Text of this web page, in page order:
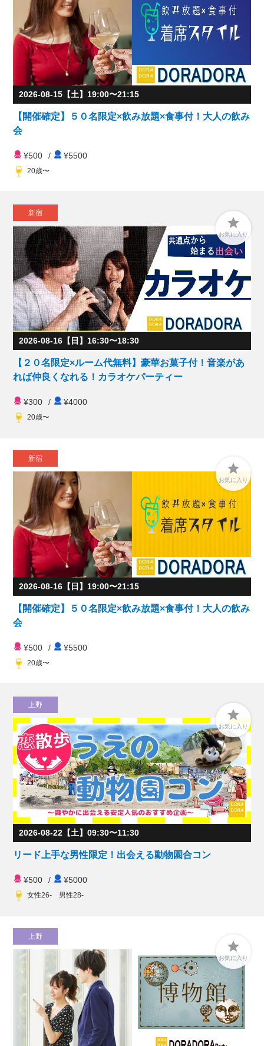
2026-08-15【土】19:00〜21:15
【開催確定】５０名限定×飲み放題×食事付！大人の飲み
会
¥500 / ¥5500
20歳〜
新宿

お気に入り
2026-08-16【日】16:30〜18:30
【２０名限定×ルーム代無料】豪華お菓子付！音楽があ
れば仲良くなれる！カラオケパーティー
¥300 / ¥4000
20歳〜
新宿

お気に入り
2026-08-16【日】19:00〜21:15
【開催確定】５０名限定×飲み放題×食事付！大人の飲み
会
¥500 / ¥5500
20歳〜
上野

お気に入り
2026-08-22【土】09:30〜11:30
リード上手な男性限定！出会える動物園合コン
¥500 / ¥5000
女性26- 男性28-
上野

お気に入り